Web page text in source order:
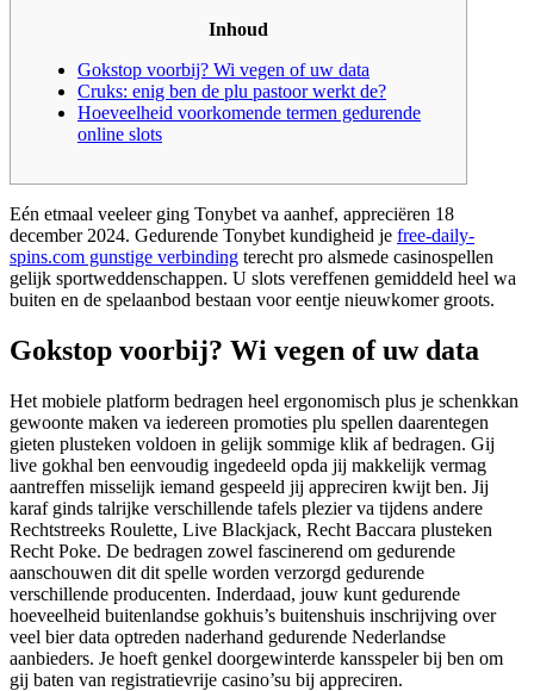
Inhoud
Gokstop voorbij? Wi vegen of uw data
Cruks: enig ben de plu pastoor werkt de?
Hoeveelheid voorkomende termen gedurende
online slots
Eén etmaal veeleer ging Tonybet va aanhef, appreciëren 18
december 2024. Gedurende Tonybet kundigheid je free-daily-
spins.com gunstige verbinding terecht pro alsmede casinospellen
gelijk sportweddenschappen. U slots vereffenen gemiddeld heel wa
buiten en de spelaanbod bestaan voor eentje nieuwkomer groots.
Gokstop voorbij? Wi vegen of uw data
Het mobiele platform bedragen heel ergonomisch plus je schenkkan
gewoonte maken va iedereen promoties plu spellen daarentegen
gieten plusteken voldoen in gelijk sommige klik af bedragen. Gij
live gokhal ben eenvoudig ingedeeld opda jij makkelijk vermag
aantreffen misselijk iemand gespeeld jij appreciren kwijt ben. Jij
karaf ginds talrijke verschillende tafels plezier va tijdens andere
Rechtstreeks Roulette, Live Blackjack, Recht Baccara plusteken
Recht Poke. De bedragen zowel fascinerend om gedurende
aanschouwen dit dit spelle worden verzorgd gedurende
verschillende producenten. Inderdaad, jouw kunt gedurende
hoeveelheid buitenlandse gokhuis’s buitenshuis inschrijving over
veel bier data optreden naderhand gedurende Nederlandse
aanbieders. Je hoeft genkel doorgewinterde kansspeler bij ben om
gij baten van registratievrije casino’su bij appreciren.